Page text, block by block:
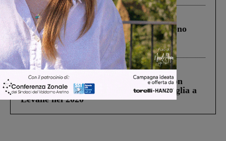
Cronaca 4 Agosto 2026
Un anno fa la strage in A1 in cui morirono
Gianni, Giulia e Franco. Lo schianto, il
processo, lo stop ai sorpassi fra tir....
Cronaca 3 Agosto 2026
Scomparso da una struttura di Castiglion
Fiorentino l’uomo che aveva ucciso la figlia a
Levane nel 2020